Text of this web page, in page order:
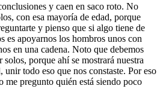
y caen en saco roto. No
con esa mayoría de edad, porque
y pienso que si algo tiene de
es apoyarnos los hombros unos con
en una cadena. Noto que debemos
solos, porque ahí se mostrará nuestra
unir todo eso que nos constaste. Por eso
me pregunto quién está siendo poco